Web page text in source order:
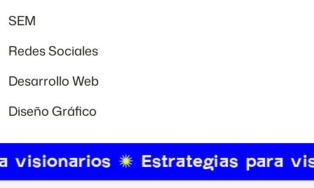
SEM
Redes Sociales
Desarrollo Web
Diseño Gráfico